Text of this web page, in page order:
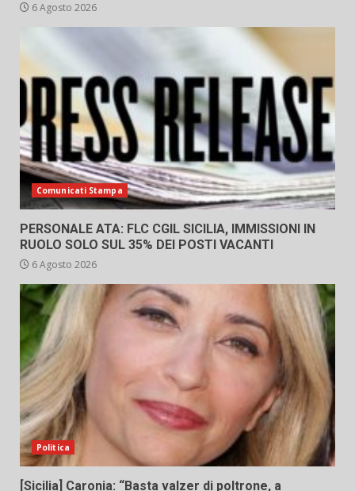
6 Agosto 2026
Comunicati Stampa
PERSONALE ATA: FLC CGIL SICILIA, IMMISSIONI IN
RUOLO SOLO SUL 35% DEI POSTI VACANTI
6 Agosto 2026
Politica
[Sicilia] Caronia: “Basta valzer di poltrone, a